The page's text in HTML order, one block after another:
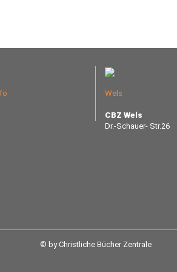
Wels
CBZ Wels
Dr.-Schauer- Str.26
© by Christliche Bücher Zentrale